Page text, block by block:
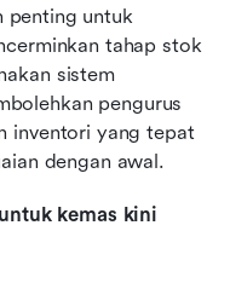
penting untuk
tahap stok
sistem
pengurus
inventori yang tepat
dengan awal.
kemas kini